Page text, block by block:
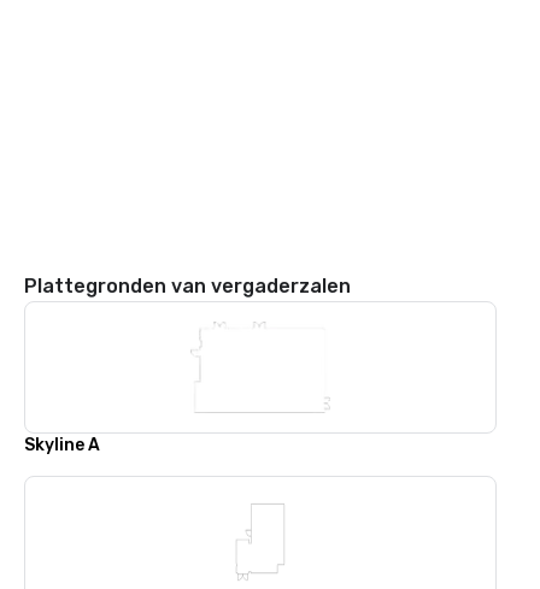
Plattegronden van vergaderzalen
Skyline A